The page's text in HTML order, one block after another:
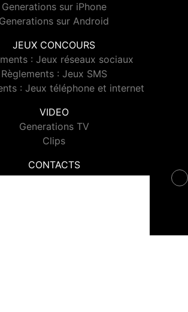
Generations sur iPhone
Generations sur Android
JEUX CONCOURS
: Jeux réseaux sociaux
Règlements : Jeux SMS
: Jeux téléphone et internet
VIDEO
Generations TV
Clips
CONTACTS
Contacter Generations